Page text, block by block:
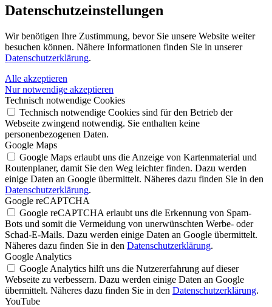
Datenschutz­einstellungen
Wir benötigen Ihre Zustimmung, bevor Sie unsere Website weiter
besuchen können. Nähere Informationen finden Sie in unserer
Datenschutzerklärung.
Alle akzeptieren
Nur notwendige akzeptieren
Technisch notwendige Cookies
Technisch notwendige Cookies sind für den Betrieb der
Webseite zwingend notwendig. Sie enthalten keine
personenbezogenen Daten.
Google Maps
Google Maps erlaubt uns die Anzeige von Kartenmaterial und
Routenplaner, damit Sie den Weg leichter finden. Dazu werden
einige Daten an Google übermittelt. Näheres dazu finden Sie in den
Datenschutzerklärung.
Google reCAPTCHA
Google reCAPTCHA erlaubt uns die Erkennung von Spam-
Bots und somit die Vermeidung von unerwünschten Werbe- oder
Schad-E-Mails. Dazu werden einige Daten an Google übermittelt.
Näheres dazu finden Sie in den Datenschutzerklärung.
Google Analytics
Google Analytics hilft uns die Nutzererfahrung auf dieser
Webseite zu verbessern. Dazu werden einige Daten an Google
übermittelt. Näheres dazu finden Sie in den Datenschutzerklärung.
YouTube